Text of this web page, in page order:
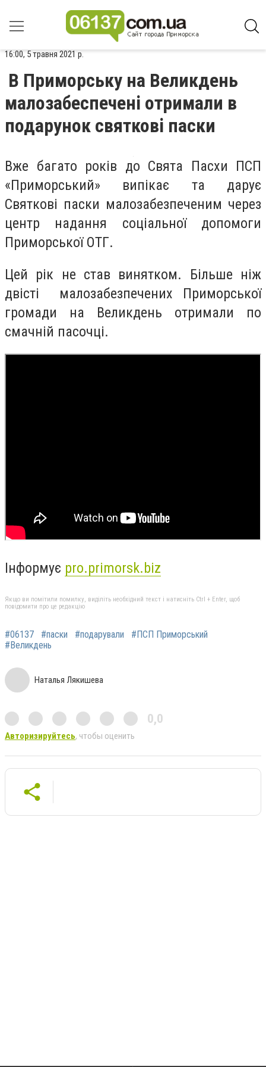
16:00, 5 травня 2021 р.
В Приморську на Великдень
малозабеспечені отримали в
подарунок святкові паски
Вже багато років до Свята Пасхи ПСП
«Приморський» випікає та дарує
Святкові паски малозабезпеченим через
центр надання соціальної допомоги
Приморської ОТГ.
Цей рік не став винятком. Більше ніж
двісті малозабезпечених Приморської
громади на Великдень отримали по
смачній пасочці.
Інформує pro.primorsk.biz
Якщо ви помітили помилку, виділіть необхідний текст і натисніть Ctrl + Enter, щоб
повідомити про це редакцію
#06137 #паски #подарували
#ПСП Приморський
#Великдень
Наталья Лякишева
0,0
Авторизируйтесь, чтобы оценить